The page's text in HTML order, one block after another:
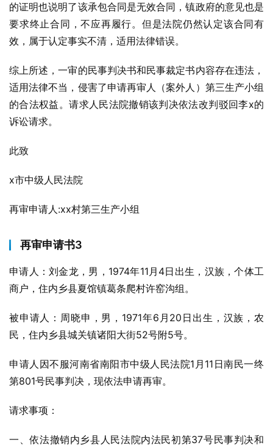
的证明也说明了该承包合同是无效合同，镇政府的意见也是
要求终止合同，不应再履行。但是法院仍然认定该合同有
效，属于认定事实不清，适用法律错误。
综上所述，一审的民事判决书和民事裁定书内容存在违法，
适用法律不当，侵害了申请再审人（案外人）第三生产小组
的合法权益。请求人民法院撤销该判决依法改判驳回李x的
诉讼请求。
此致
x市中级人民法院
再审申请人:xx村第三生产小组
再审申请书3
申请人：刘金龙，男，1974年11月4日出生，汉族，个体工
商户，住内乡县夏馆镇葛条爬村许窑沟组。
被申请人：周晓申，男，1971年6月20日出生，汉族，农
民，住内乡县城关镇诸阳大街52号附5号。
申请人因不服河南省南阳市中级人民法院1月11日南民一终
第801号民事判决，现依法申请再审。
请求事项：
一、依法撤销内乡县人民法院内法民初第37号民事判决和